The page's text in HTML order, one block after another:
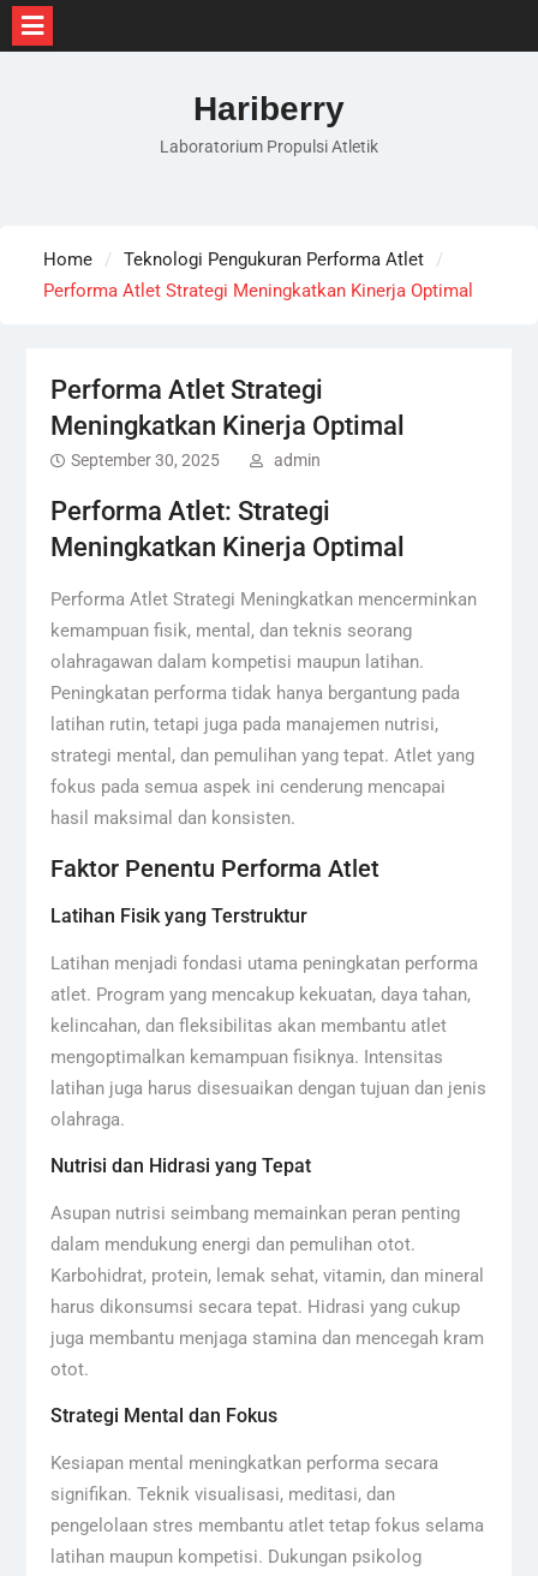
Hariberry
Laboratorium Propulsi Atletik
Home
Teknologi Pengukuran Performa Atlet
Performa Atlet Strategi Meningkatkan Kinerja Optimal
Performa Atlet Strategi
Meningkatkan Kinerja Optimal
September 30, 2025 admin
Performa Atlet: Strategi
Meningkatkan Kinerja Optimal
Performa Atlet Strategi Meningkatkan mencerminkan
kemampuan fisik, mental, dan teknis seorang
olahragawan dalam kompetisi maupun latihan.
Peningkatan performa tidak hanya bergantung pada
latihan rutin, tetapi juga pada manajemen nutrisi,
strategi mental, dan pemulihan yang tepat. Atlet yang
fokus pada semua aspek ini cenderung mencapai
hasil maksimal dan konsisten.
Faktor Penentu Performa Atlet
Latihan Fisik yang Terstruktur
Latihan menjadi fondasi utama peningkatan performa
atlet. Program yang mencakup kekuatan, daya tahan,
kelincahan, dan fleksibilitas akan membantu atlet
mengoptimalkan kemampuan fisiknya. Intensitas
latihan juga harus disesuaikan dengan tujuan dan jenis
olahraga.
Nutrisi dan Hidrasi yang Tepat
Asupan nutrisi seimbang memainkan peran penting
dalam mendukung energi dan pemulihan otot.
Karbohidrat, protein, lemak sehat, vitamin, dan mineral
harus dikonsumsi secara tepat. Hidrasi yang cukup
juga membantu menjaga stamina dan mencegah kram
otot.
Strategi Mental dan Fokus
Kesiapan mental meningkatkan performa secara
signifikan. Teknik visualisasi, meditasi, dan
pengelolaan stres membantu atlet tetap fokus selama
latihan maupun kompetisi. Dukungan psikolog